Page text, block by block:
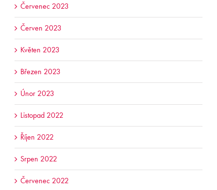
Červenec 2023
Červen 2023
Květen 2023
Březen 2023
Únor 2023
Listopad 2022
Říjen 2022
Srpen 2022
Červenec 2022